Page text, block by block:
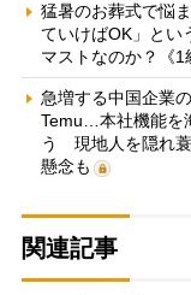
猛暑のお葬式で悩
ていけばOK」とい
マストなのか？《1
急増する中国企業
Temu…本社機能を
う 現地人を隠れ
懸念も
関連記事